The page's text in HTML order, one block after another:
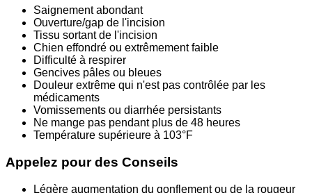
Saignement abondant
Ouverture/gap de l'incision
Tissu sortant de l'incision
Chien effondré ou extrêmement faible
Difficulté à respirer
Gencives pâles ou bleues
Douleur extrême qui n'est pas contrôlée par les
médicaments
Vomissements ou diarrhée persistants
Ne mange pas pendant plus de 48 heures
Température supérieure à 103°F
Appelez pour des Conseils
Légère augmentation du gonflement ou de la rougeur